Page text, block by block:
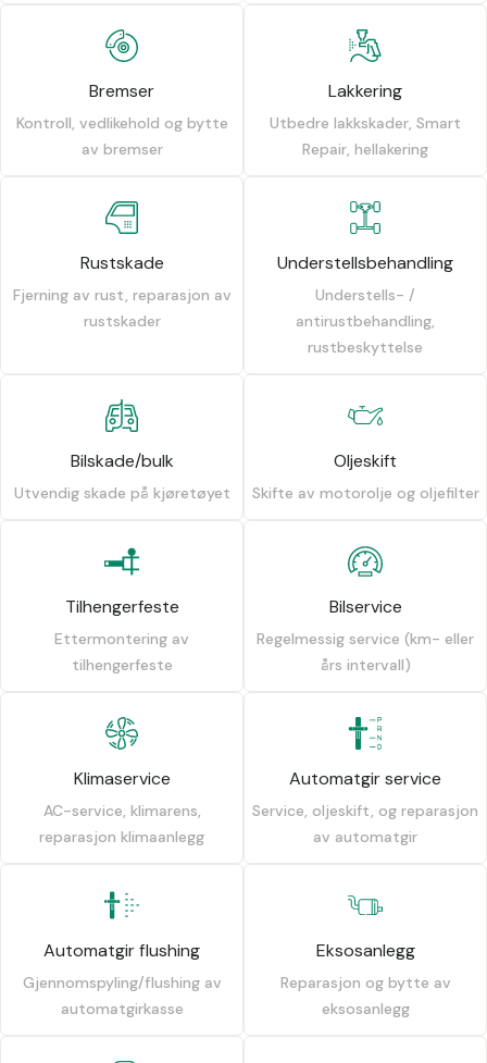
Bremser
Kontroll, vedlikehold og bytte
av bremser
Lakkering
Utbedre lakkskader, Smart
Repair, hellakering
Rustskade
Fjerning av rust, reparasjon av
rustskader
Understellsbehandling
Understells- /
antirustbehandling,
rustbeskyttelse
Bilskade/bulk
Utvendig skade på kjøretøyet
Oljeskift
Skifte av motorolje og oljefilter
Tilhengerfeste
Ettermontering av
tilhengerfeste
Bilservice
Regelmessig service (km- eller
års intervall)
Klimaservice
AC-service, klimarens,
reparasjon klimaanlegg
Automatgir service
Service, oljeskift, og reparasjon
av automatgir
Automatgir flushing
Gjennomspyling/flushing av
automatgirkasse
Eksosanlegg
Reparasjon og bytte av
eksosanlegg